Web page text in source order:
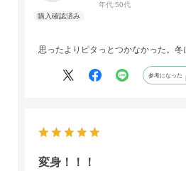
年代:50代
思ったよりピタっとつかなかった。冬
参考になった
変身！！！